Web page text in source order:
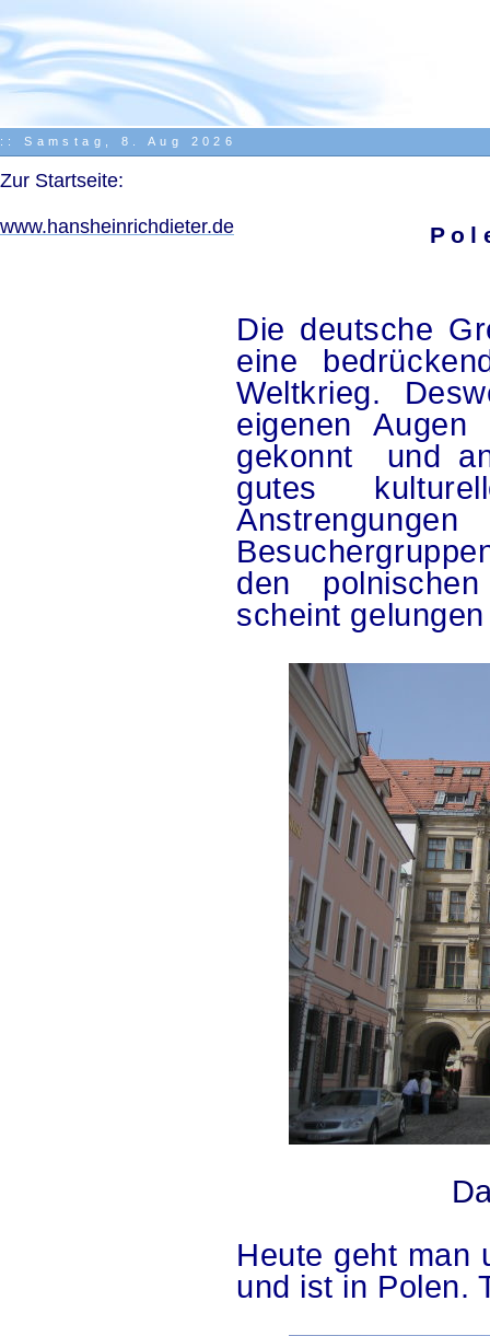
::Samstag, 8. Aug 2026
Zur Startseite:
www.hansheinrichdieter.de
Die deutsche
eine
Weltkrieg.
eigenen
gekonnt und
gutes
den
scheint
Heute geht man
und ist in Polen.